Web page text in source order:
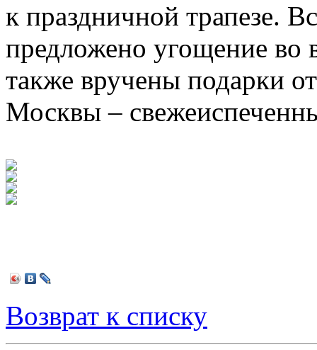
к праздничной трапезе.
предложено угощение во
также вручены подарки
Москвы –
Возврат к списку